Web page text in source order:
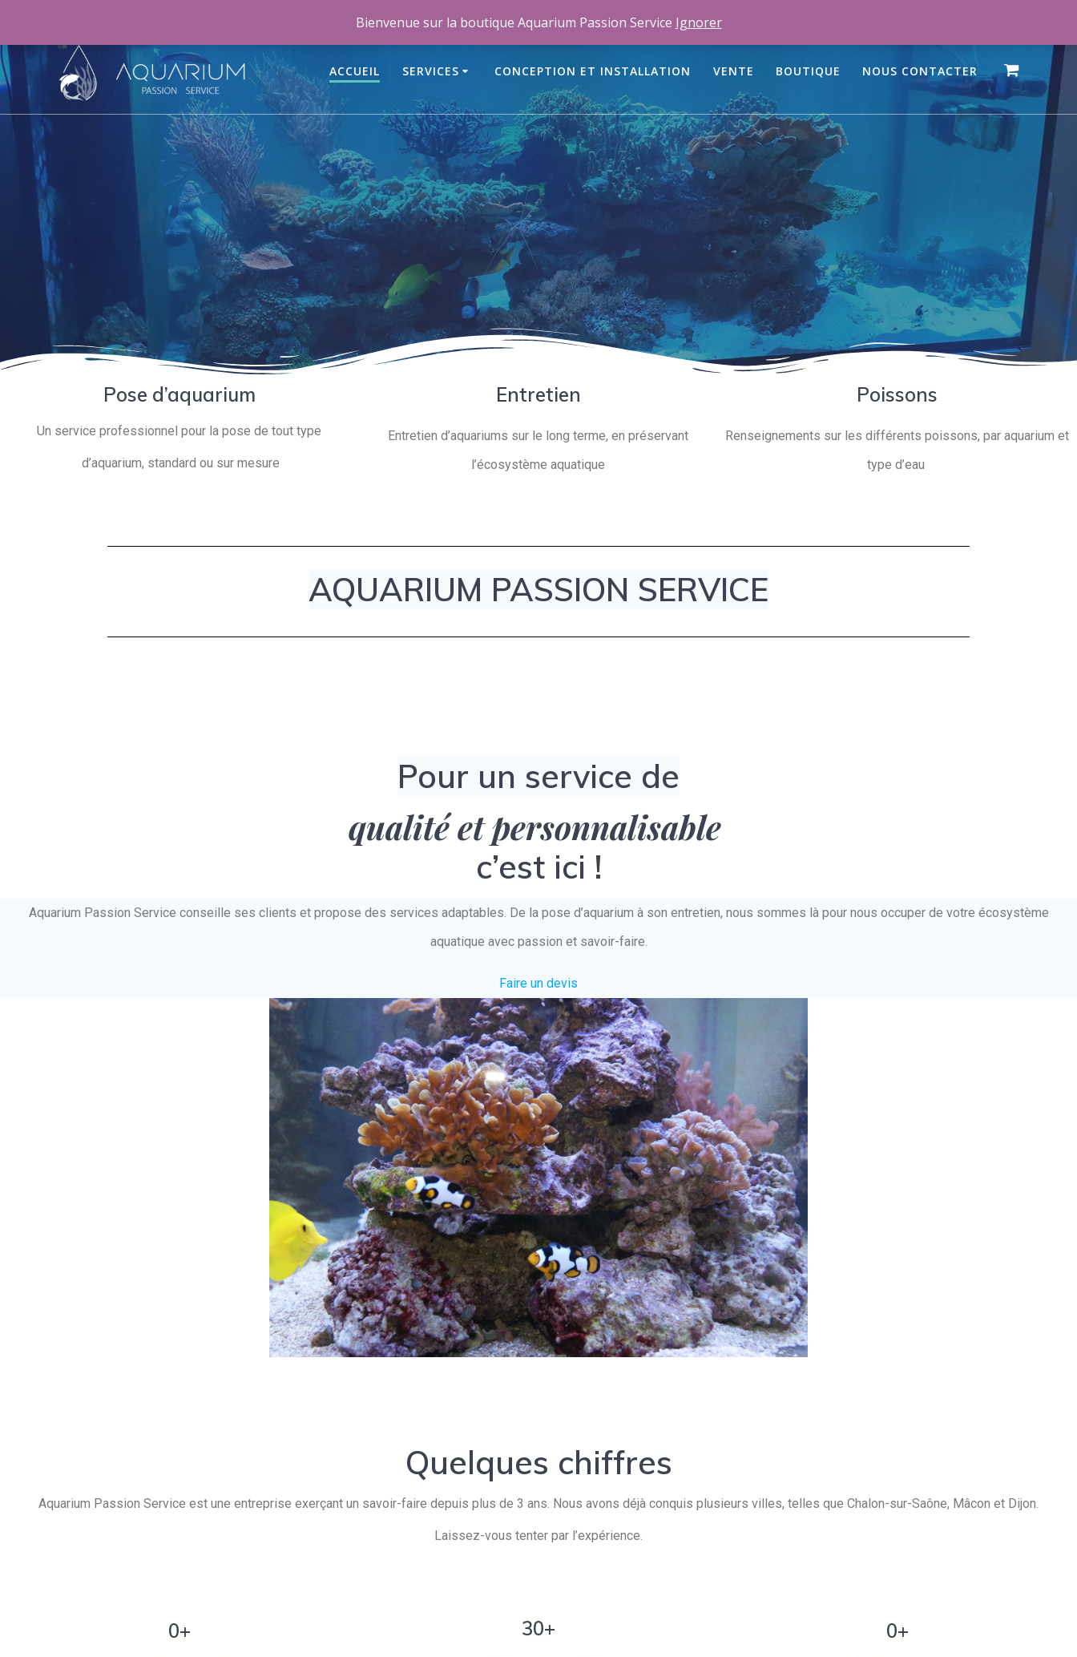
aquariumpassionservice@gmail.com
ACCUEIL SERVICES CONCEPTION ET INSTALLATION VENTE BOUTIQUE NOUS CONTACTER
Pose d’aquarium
Un service professionnel pour la pose de tout type
d’aquarium, standard ou sur mesure
Entretien
Entretien d’aquariums sur le long terme, en préservant
l’écosystème aquatique
Poissons
Renseignements sur les différents poissons, par aquarium et
type d’eau
AQUARIUM PASSION SERVICE
Pour un service de
qualité et personnalisable
c’est ici !
Aquarium Passion Service conseille ses clients et propose des services adaptables. De la pose d’aquarium à son entretien, nous sommes là pour nous occuper de votre écosystème
aquatique avec passion et savoir-faire.
Faire un devis
Quelques chiffres
Aquarium Passion Service est une entreprise exerçant un savoir-faire depuis plus de 3 ans. Nous avons déjà conquis plusieurs villes, telles que Chalon-sur-Saône, Mâcon et Dijon.
Laissez-vous tenter par l’expérience.
0+ 30+ 0+
Bienvenue sur la boutique Aquarium Passion Service Ignorer